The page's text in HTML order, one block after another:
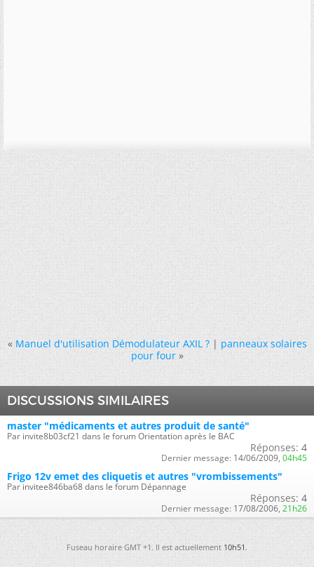
« Manuel d'utilisation Démodulateur AXIL ?|panneaux solaires
pour four »
DISCUSSIONS SIMILAIRES
master "médicaments et autres produit de santé"
Par invite8b03cf21 dans le forum Orientation après le BAC
Réponses: 4
Dernier message: 14/06/2009, 04h45
Frigo 12v emet des cliquetis et autres "vrombissements"
Par invitee846ba68 dans le forum Dépannage
Réponses: 4
Dernier message: 17/08/2006, 21h26
Fuseau horaire GMT +1. Il est actuellement10h51.